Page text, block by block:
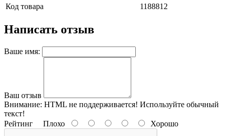
Код товара
1188812
Написать отзыв
Ваше имя:
Ваш отзыв
Внимание: HTML не поддерживается! Используйте обычный
текст!
Рейтинг Плохо Хорошо